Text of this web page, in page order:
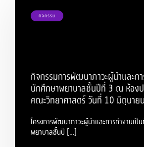
กิจกรรม
กิจกรรมการพัฒนาภาวะผู้นำและก
นักศึกษาพยาบาลชั้นปีที่ 3 ณ ห้องป
คณะวิทยาศาสตร์ วันที่ 10 มิถุนาย
โครงการพัฒนาภาวะผู้นำและการทำงานเป็
พยาบาลชั้นปี […]